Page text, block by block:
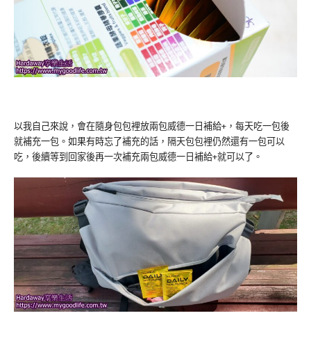
以我自己來說，會在隨身包包裡放兩包威德一日補給+，每天吃一包後
就補充一包。如果有時忘了補充的話，隔天包包裡仍然還有一包可以
吃，後續等到回家後再一次補充兩包威德一日補給+就可以了。